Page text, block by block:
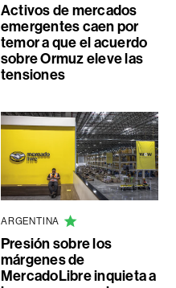
Activos de mercados
emergentes caen por
temor a que el acuerdo
sobre Ormuz eleve las
tensiones
ARGENTINA
Presión sobre los
márgenes de
MercadoLibre inquieta a